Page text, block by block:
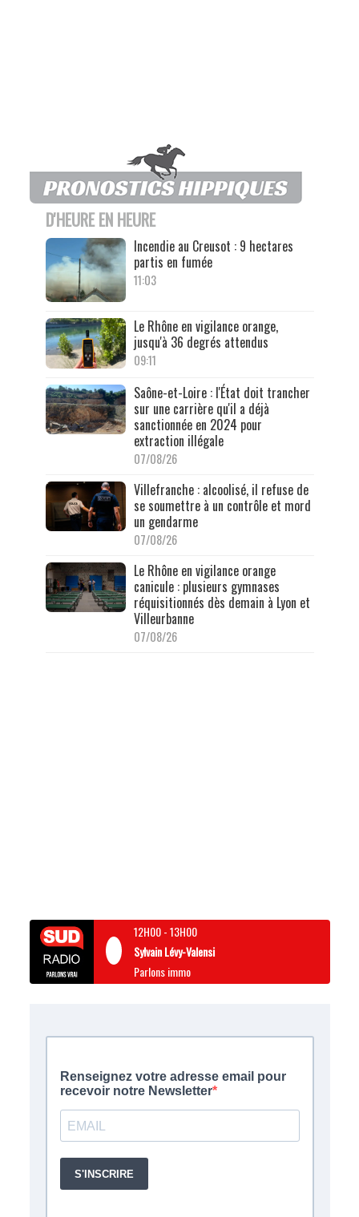
D'HEURE EN HEURE
Incendie au Creusot : 9 hectares
partis en fumée
11:03
Le Rhône en vigilance orange,
jusqu'à 36 degrés attendus
09:11
Saône-et-Loire : l'État doit trancher
sur une carrière qu'il a déjà
sanctionnée en 2024 pour
extraction illégale
07/08/26
Villefranche : alcoolisé, il refuse de
se soumettre à un contrôle et mord
un gendarme
07/08/26
Le Rhône en vigilance orange
canicule : plusieurs gymnases
réquisitionnés dès demain à Lyon et
Villeurbanne
07/08/26
12H00-13H00
Sylvain Lévy-Valensi
Parlons immo